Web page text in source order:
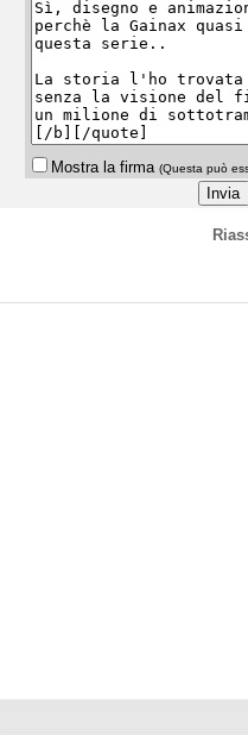
Mostra la firma (Questa può